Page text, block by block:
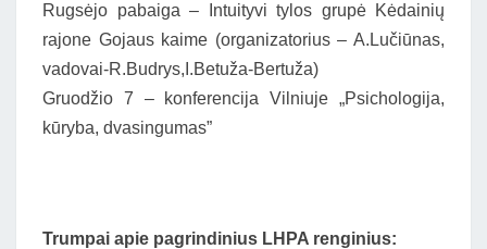
Rugsėjo pabaiga – Intuityvi tylos grupė Kėdainių
rajone Gojaus kaime (organizatorius – A.Lučiūnas,
vadovai-R.Budrys,I.Betuža-Bertuža)
Gruodžio 7 – konferencija Vilniuje „Psichologija,
kūryba, dvasingumas”
Trumpai apie pagrindinius LHPA renginius: